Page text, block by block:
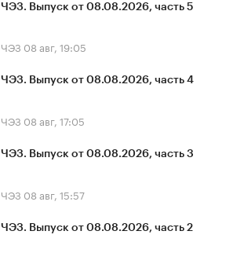
ЧЭЗ. Выпуск от 08.08.2026, часть 5
ЧЭЗ 08 авг, 19:05
ЧЭЗ. Выпуск от 08.08.2026, часть 4
ЧЭЗ 08 авг, 17:05
ЧЭЗ. Выпуск от 08.08.2026, часть 3
ЧЭЗ 08 авг, 15:57
ЧЭЗ. Выпуск от 08.08.2026, часть 2